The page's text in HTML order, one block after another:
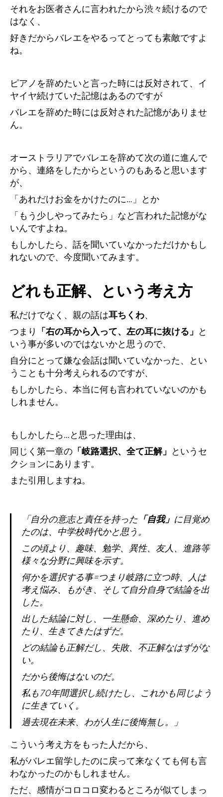
それをお医者さんに言われたから渋々続けるので
はなく、
好きだからバレエをやるってとっても素敵ですよ
ね。
ピアノを辞めたいと言った時には反対されて、イ
ヤイヤ続けていた記憶はあるのですが
バレエを辞めた時には反対された記憶がありませ
ん。
オーストラリアでバレエを辞めて次の道に進んで
から、連絡をしたからというのもあると思います
が、
「あれだけお金をかけたのに…」とか
「もう少しやってみたら」など言われた記憶がな
いんですよね。
もしかしたら、話を聞いていなかっただけかもし
れないので、今度聞いてみます。
どれも正解、という考え方
私だけでなく、親の話は耳ちくわ、
つまり 「右の耳から入って、左の耳に抜ける」 と
いう事が多いのではないかと思うので、
自分にとって嫌な会話は聞いていなかった、とい
うことも十分考えられるのですが、
もしかしたら、本当に何も言われていないのかも
しれません。
もしかしたら…と思った理由は、
同じく第一章の 「岐路選択、全て正解」 というセ
クションにあります。
また引用しますね。
「自分の意志と責任を持った 「自我」 に目覚め
たのは、中学校時代かと思う。
この頃より、趣味、勉学、異性、友人、進路等
様々な分野に興味を示す。
何かを選択する事=つまり岐路に立つ時、人は
考え悩み、もがき、そして自分自身で結論を出
した。
出した結論に対し、一生懸命、深めたり、進め
たり、生きてきたはずだ。
どの結論も正解だし、失敗、不正解なはずがな
い。
だから後悔はないのだ。
私も70年間選択し続けたし、これかも同じよう
に生きていく。
過去現在未来、わが人生に後悔無し。」
こういう考え方をもった人だから、
私がバレエ留学したのに戻って来なくても何も言
わなかったのかもしれません。
ただ、感情がコロコロ変わるところが似てしまっ